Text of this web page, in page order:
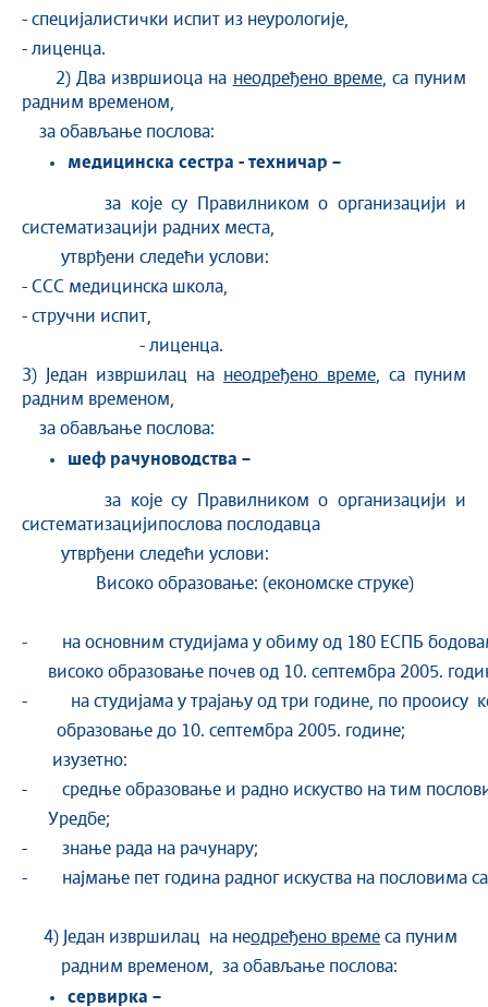
- специјалистички испит из неурологије,
- лиценца.
2) Два извршиоца на неодређено време, са пуним
радним временом,
за обављање послова:
медицинска сестра - техничар –
за које су Правилником о организацији и
систематизацији радних места,
утврђени следећи услови:
- ССС медицинска школа,
- стручни испит,
- лиценца.
3) Један извршилац на неодређено време, са пуним
радним временом,
за обављање послова:
шеф рачуноводства –
за које су Правилником о организацији и
систематизацијипослова послодавца
утврђени следећи услови:
Високо образовање: (економске струке)
- на основним студијама у обиму од 180 ЕСПБ бодовам
високо образовање почев од 10. септембра 2005.
- на студијама у трајању од три године, по прооису
образовање до 10. септембра 2005. године;
изузетно:
- средње образовање и радно искуство на тим
Уредбе;
- знање рада на рачунару;
- најмање пет година радног искуства на пословима
4) Један извршилац на неодређено време са пуним
радним временом, за обављање послова:
сервирка –